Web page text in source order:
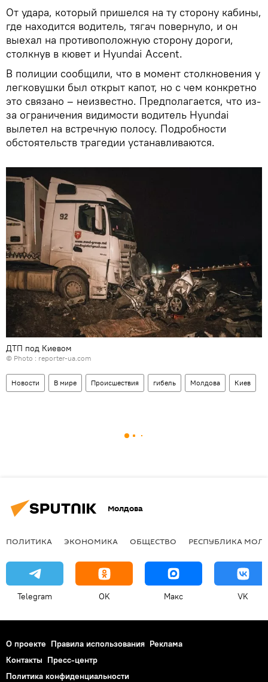
От удара, который пришелся на ту сторону кабины,
где находится водитель, тягач повернуло, и он
выехал на противоположную сторону дороги,
столкнув в кювет и Hyundai Accent.
В полиции сообщили, что в момент столкновения у
легковушки был открыт капот, но с чем конкретно
это связано – неизвестно. Предполагается, что из-
за ограничения видимости водитель Hyundai
вылетел на встречную полосу. Подробности
обстоятельств трагедии устанавливаются.
ДТП под Киевом
© Photo : reporter-ua.com
Новости В мире Происшествия гибель Молдова Киев
Молдова
ПОЛИТИКА ЭКОНОМИКА ОБЩЕСТВО РЕСПУБЛИКА
Telegram OK Макс VK
О проекте Правила использования Реклама
Контакты Пресс-центр
Политика конфиденциальности